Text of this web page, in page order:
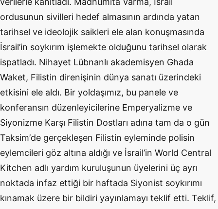
ordusunun sivilleri hedef almasının ardında yatan
tarihsel ve ideolojik saikleri ele alan konuşmasında
İsrail’in soykırım işlemekte olduğunu tarihsel olarak
ispatladı. Nihayet Lübnanlı akademisyen Ghada
Waket, Filistin direnişinin dünya sanatı üzerindeki
etkisini ele aldı. Bir yoldaşımız, bu panele ve
konferansın düzenleyicilerine Emperyalizme ve
Siyonizme Karşı Filistin Dostları adına tam da o gün
Taksim’de gerçekleşen Filistin eyleminde polisin
eylemcileri göz altına aldığı ve İsrail’in World Central
Kitchen adlı yardım kuruluşunun üyelerini üç ayrı
noktada infaz ettiği bir haftada Siyonist soykırımı
kınamak üzere bir bildiri yayınlamayı teklif etti. Teklif,